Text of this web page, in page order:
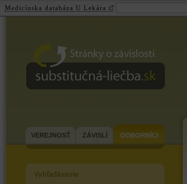
substitučná-liečba.sk
VEREJNOSŤ ZÁVISLÍ ODBORNÍCI
Medicínska databáza U Lekára